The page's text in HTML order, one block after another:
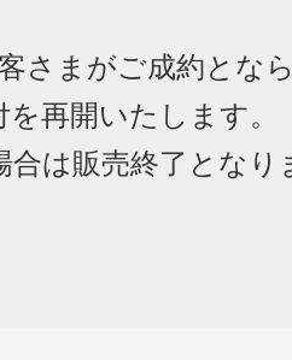
さまがご成約とな
再開いたします。
合は販売終了となり